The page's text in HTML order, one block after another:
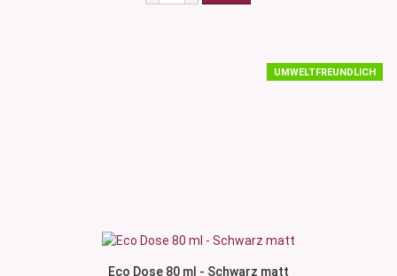
UMWELTFREUNDLICH
Eco Dose 80 ml - Schwarz matt